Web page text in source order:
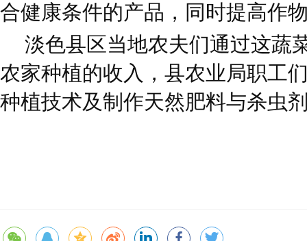
合健康条件的产品，同时提高作
淡色县区当地农夫们通过这蔬
农家种植的收入，县农业局职工
种植技术及制作天然肥料与杀虫